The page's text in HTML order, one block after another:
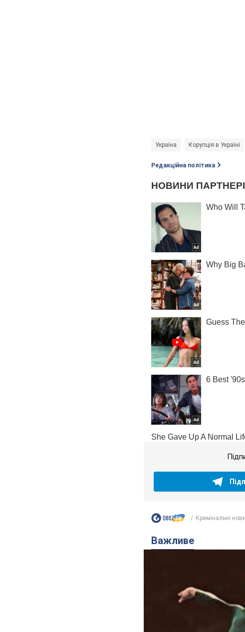
Україна Корупція в Україні
Редакційна політика
Кримінальні
Важливе